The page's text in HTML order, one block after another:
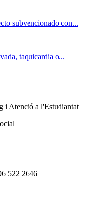
subvencionado con...
taquicardia o...
i Atenció a l'Estudiantat
522 2646